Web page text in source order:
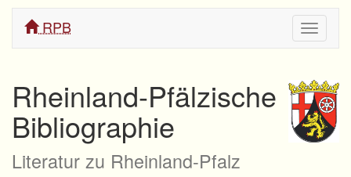
ein/
RPB
Rheinland-Pfälzische
Bibliographie
Literatur zu Rheinland-Pfalz